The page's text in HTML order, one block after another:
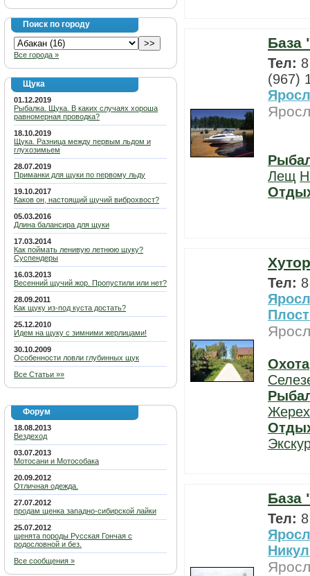
Поиск по городу
Все города »
Щука
01.12.2019
Рыбалка. Щука. В каких случаях хороша
равномерная проводка?
18.10.2019
Щука. Разница между первым льдом и
глухозимьем
28.07.2019
Приманки для щуки по первому льду
19.10.2017
Каков он, настоящий щучий виброхвост?
05.03.2016
Длина балансира для щуки
17.03.2014
Как поймать ленивую летнюю щуку?
Суспендеры
16.03.2013
Весенний щучий жор. Пропустили или нет?
28.09.2011
Как щуку из-под куста достать?
25.12.2010
Идем на щуку с зимними жерлицами!
30.10.2009
Особенности ловли глубинных щук
Все Статьи »»
Форум
18.08.2013
Вездеход
03.07.2013
Мотосани и Мотособака
20.09.2012
Отличная одежда.
27.07.2012
продам щенка западно-сибирской лайки
25.07.2012
щенята породы Русская Гончая с
родословной и без.
Все сообщения »
База
Тел:
(967)
Лещ
Тел:
Охота
Жерех
База
Тел: